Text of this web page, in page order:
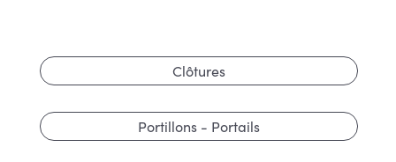
Clôtures
Portillons - Portails